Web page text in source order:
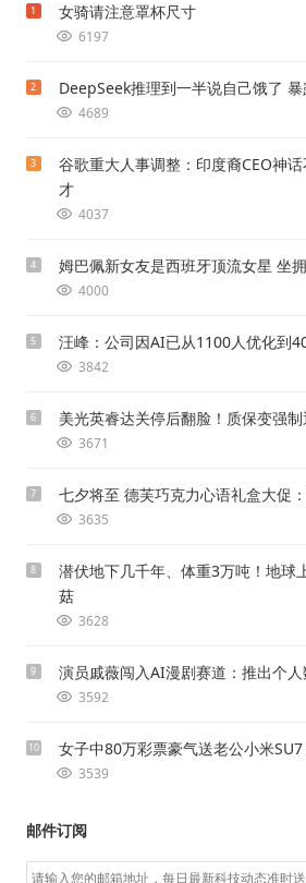
1 女骑请注意罩杯尺寸
6197
2 DeepSeek推理到一半说自己饿了
4689
3
谷歌重大人事调整：印度裔CEO神
才
4037
4 姆巴佩新女友是西班牙顶流女星 坐
4000
5 汪峰：公司因AI已从1100人优化到
3842
6 美光英睿达关停后翻脸！质保变强
3671
7 七夕将至 德芙巧克力心语礼盒大促
3635
8
潜伏地下几千年、体重3万吨！地球
菇
3628
9 演员戚薇闯入AI漫剧赛道：推出个
3592
10 女子中80万彩票豪气送老公小米
3539
邮件订阅